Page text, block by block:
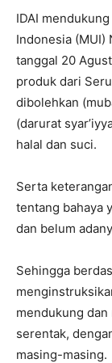
IDAI
Indonesia (MUI)
tanggal 20
produk dari
dibolehkan
(darurat
halal dan suci.
Serta
tentang bahaya
dan belum
Sehingga
mendukung
serentak,
masing-masing.